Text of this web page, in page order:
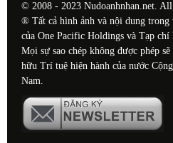
© 2008 - 2023 Nudoanhnhan.net.
® Tất cả hình ảnh và nội dung trong
của One Pacific Holdings và Tạp chí
Mọi sự sao chép không được phép
hữu Trí tuệ hiện hành của nước
Nam.